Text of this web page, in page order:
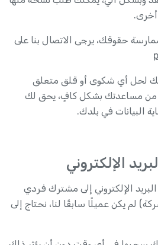
حقوقك، يرجى الاتصال بنا على
لحل أي شكوى أو قلق متعلق
من مساعدتك بشكل كافٍ، يحق لك
البيانات في بلدك.
الإلكتروني إلى مشترك فردي
لم يكن عميلًا سابقًا لنا، نحتاج إلى